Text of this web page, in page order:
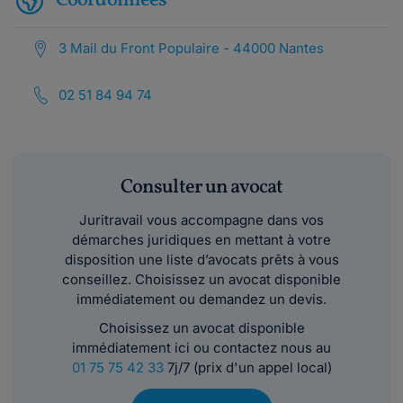
3 Mail du Front Populaire - 44000 Nantes
02 51 84 94 74
Consulter un avocat
Juritravail vous accompagne dans vos
démarches juridiques en mettant à votre
disposition une liste d’avocats prêts à vous
conseillez. Choisissez un avocat disponible
immédiatement ou demandez un devis.
Choisissez un avocat disponible
immédiatement ici ou contactez nous au
01 75 75 42 337j/7 (prix d'un appel local)